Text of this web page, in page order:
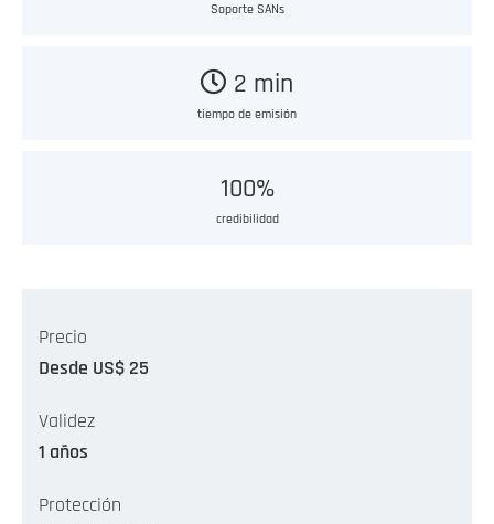
Soporte SANs
2 min
tiempo de emisión
100%
credibilidad
Precio
Desde US$ 25
Validez
1 años
Protección